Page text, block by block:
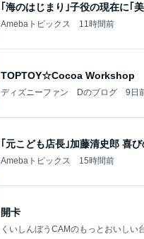
｢海のはじまり｣子役の現在に｢
Amebaトピックス 11時間前
TOPTOY☆Cocoa Workshop
ディズニーファン Dのブログ 9日
｢元こども店長｣加藤清史郎 喜
Amebaトピックス 15時間前
開卡
くいしんぼうCAMのもっとおいしい